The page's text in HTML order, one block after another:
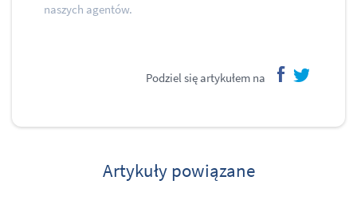
naszych agentów.
Podziel się artykułem na
Artykuły powiązane